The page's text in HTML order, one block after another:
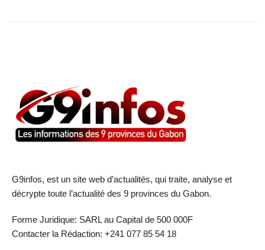
G9infos, est un site web d’actualités, qui traite, analyse et
décrypte toute l’actualité des 9 provinces du Gabon.
Forme Juridique: SARL au Capital de 500 000F
Contacter la Rédaction: +241 077 85 54 18